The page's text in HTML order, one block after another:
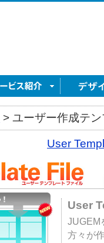
> ユーザー作成テ
User
User
JUGEM
方々が